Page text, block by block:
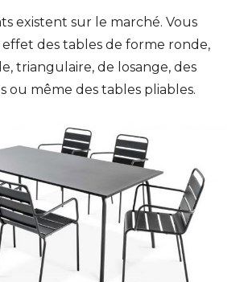
existent sur le marché. Vous
des tables de forme ronde,
triangulaire, de losange, des
ou même des tables pliables.